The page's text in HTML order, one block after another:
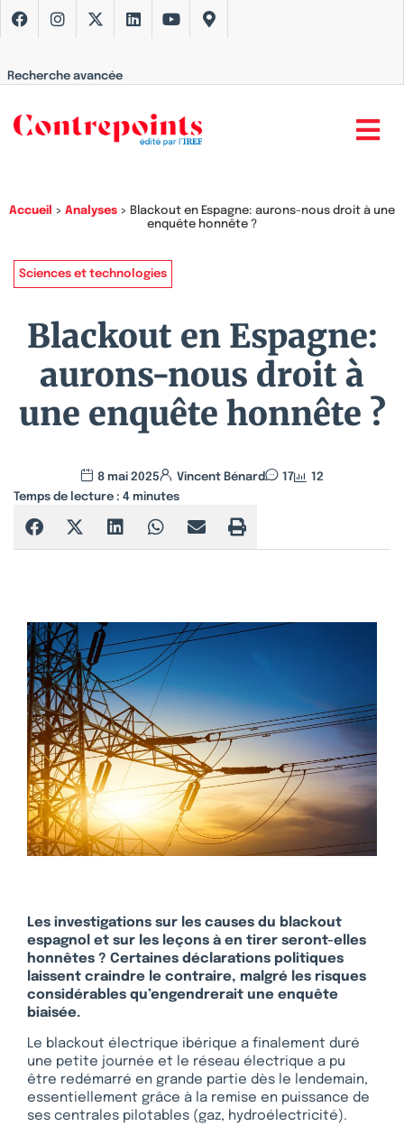
Recherche avancée
Accueil > Analyses > Blackout en Espagne: aurons-nous droit à une
enquête honnête ?
Sciences et technologies
Blackout en Espagne:
aurons-nous droit à
une enquête honnête ?
8 mai 2025 Vincent Bénard 17
12
Temps de lecture : 4 minutes
Les investigations sur les causes du blackout
espagnol et sur les leçons à en tirer seront-elles
honnêtes ? Certaines déclarations politiques
laissent craindre le contraire, malgré les risques
considérables qu’engendrerait une enquête
biaisée.
Le blackout électrique ibérique a finalement duré
une petite journée et le réseau électrique a pu
être redémarré en grande partie dès le lendemain,
essentiellement grâce à la remise en puissance de
ses centrales pilotables (gaz, hydroélectricité).